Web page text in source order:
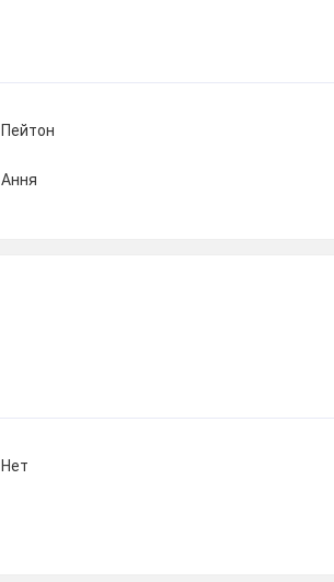
Пейтон
Ання
Нет